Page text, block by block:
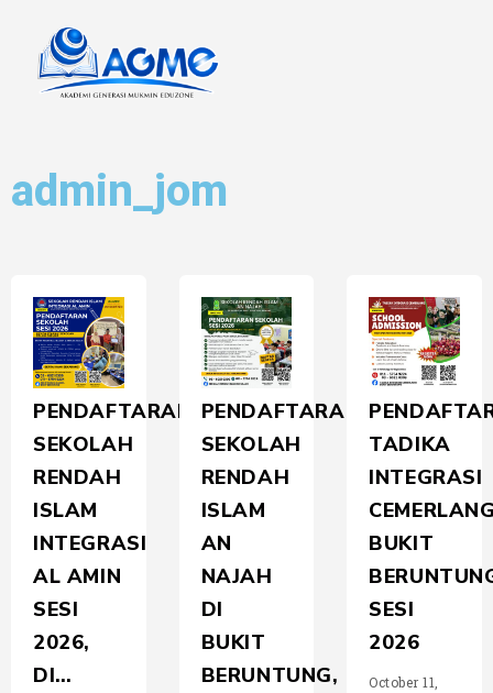
admin_jom
PENDAFTARAN
SEKOLAH
RENDAH
ISLAM
INTEGRASI
AL AMIN
SESI
2026,
DI…
PENDAFTARAN
SEKOLAH
RENDAH
ISLAM
AN
NAJAH
DI
BUKIT
BERUNTUNG,
TADIKA
INTEGRASI
BUKIT
SESI
2026
October 11,